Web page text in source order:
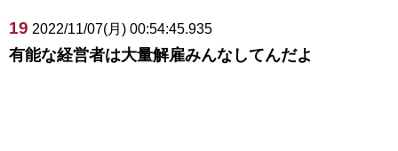
19 2022/11/07(月) 00:54:45.935
有能な経営者は大量解雇みんなしてんだよ